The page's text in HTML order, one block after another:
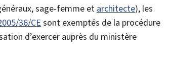
sage-femme et architecte), les
36/CE sont exemptés de la procédure
d’exercer auprès du ministère